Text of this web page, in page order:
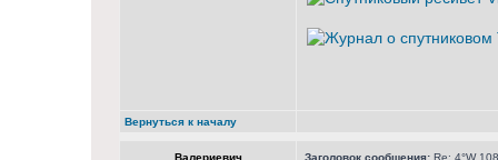
Вернуться к началу
Валериевич Заголовок сообщения: Re: 4°W